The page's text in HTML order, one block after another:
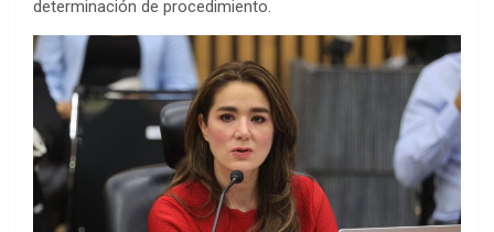
determinación de procedimiento.